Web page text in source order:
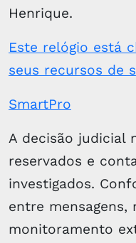
Henrique.
Este relógio está
seus recursos de
SmartPro
A decisão judicial
reservados e
investigados.
entre
monitoramento